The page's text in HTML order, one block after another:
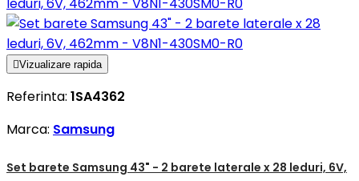
Vizualizare rapida
Referinta: 1SA4362
Marca: Samsung
Set barete Samsung 43" - 2 barete laterale x 28 leduri, 6V,